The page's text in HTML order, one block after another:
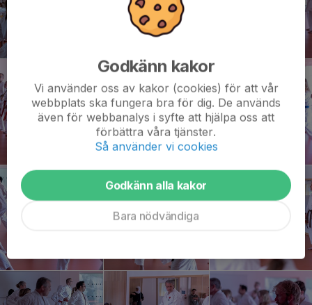
Godkänn kakor
Vi använder oss av kakor (cookies) för att vår
webbplats ska fungera bra för dig. De används
även för webbanalys i syfte att hjälpa oss att
förbättra våra tjänster.
Så använder vi cookies
Godkänn alla kakor
Bara nödvändiga